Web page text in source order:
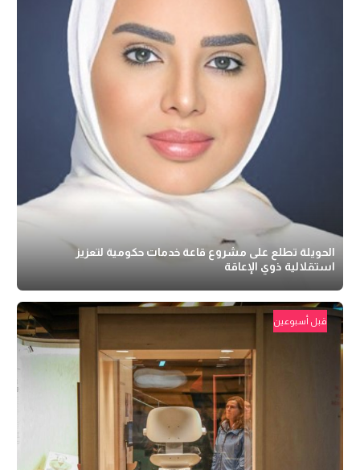
الحويلة تطلع على مشروع قاعة خدمات حكومية لتعزيز
استقلالية ذوي الإعاقة
قبل أسبوعين